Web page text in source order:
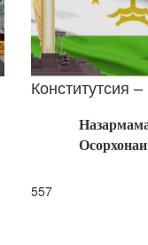
Конститутсия
557